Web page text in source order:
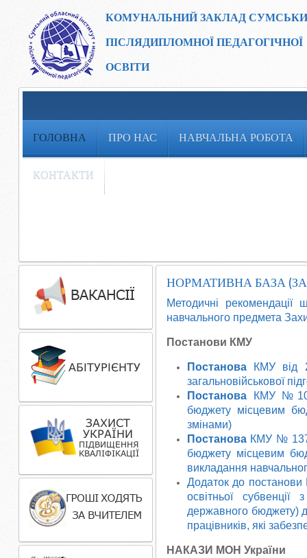
КОМУНАЛЬНИЙ ЗАКЛАД
ПІСЛЯДИПЛОМНОЇ ПЕДАГОГІЧНОЇ
ОСВІТИ
ГОЛОВНА ПРО НАС НАВЧАЛЬНА РОБОТА
КОНТАКТИ
НОРМАТИВНА БАЗА
Методичні
навчального предмета
Постанови КМУ
Постанова КМУ від
загальновійськової
Постанова КМУ
бюджету місцевим
змінами)
Постанова КМУ №
бюджету місцевим
викладання
Додаток до постанови
освітньої
державного бюджету)
працівників, які
НАКАЗИ МОН України